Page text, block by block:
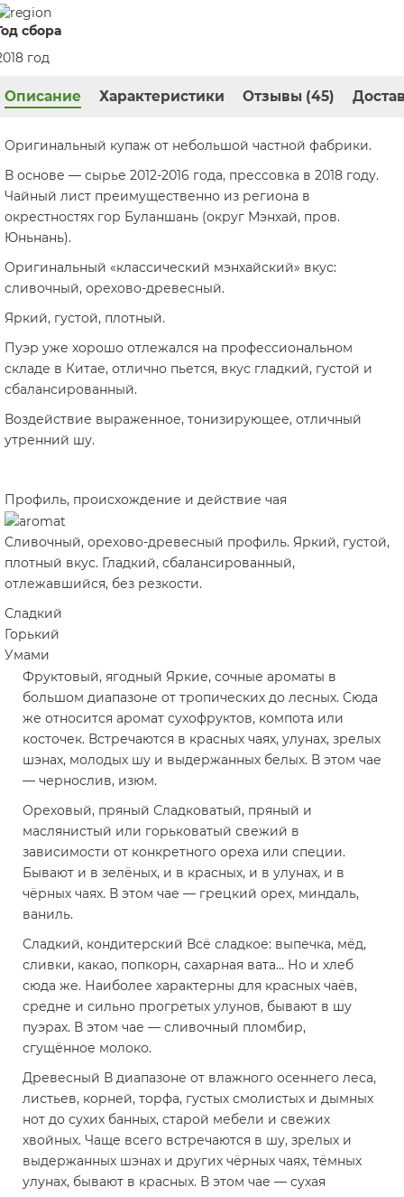
сбора
год
Описание Характеристики Отзывы (45)
Оригинальный купаж от небольшой частной фабрики.
В основе — сырье 2012-2016 года, прессовка в 2018 году.
Чайный лист преимущественно из региона в
окрестностях гор Буланшань (округ Мэнхай, пров.
Юньнань).
Оригинальный «классический мэнхайский» вкус:
сливочный, орехово-древесный.
Яркий, густой, плотный.
Пуэр уже хорошо отлежался на профессиональном
складе в Китае, отлично пьется, вкус гладкий, густой и
сбалансированный.
Воздействие выраженное, тонизирующее, отличный
утренний шу.
Профиль, происхождение и действие чая
Сливочный, орехово-древесный профиль. Яркий, густой,
плотный вкус. Гладкий, сбалансированный,
отлежавшийся, без резкости.
Сладкий
Горький
Умами
Фруктовый, ягодный Яркие, сочные ароматы в
большом диапазоне от тропических до лесных. Сюда
же относится аромат сухофруктов, компота или
косточек. Встречаются в красных чаях, улунах, зрелых
шэнах, молодых шу и выдержанных белых. В этом чае
— чернослив, изюм.
Ореховый, пряный Сладковатый, пряный и
маслянистый или горьковатый свежий в
зависимости от конкретного ореха или специи.
Бывают и в зелёных, и в красных, и в улунах, и в
чёрных чаях. В этом чае — грецкий орех, миндаль,
ваниль.
Сладкий, кондитерский Всё сладкое: выпечка, мёд,
сливки, какао, попкорн, сахарная вата… Но и хлеб
сюда же. Наиболее характерны для красных чаёв,
средне и сильно прогретых улунов, бывают в шу
пуэрах. В этом чае — сливочный пломбир,
сгущённое молоко.
Древесный В диапазоне от влажного осеннего леса,
листьев, корней, торфа, густых смолистых и дымных
нот до сухих банных, старой мебели и свежих
хвойных. Чаще всего встречаются в шу, зрелых и
выдержанных шэнах и других чёрных чаях, тёмных
улунах, бывают в красных. В этом чае — сухая